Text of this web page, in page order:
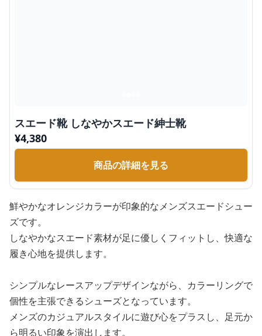
スエード靴 しなやかスエード紳士靴
¥4,380
商品の詳細を見る
鮮やかなオレンジカラーが印象的なメンズスエードシュー
ズです。
しなやかなスエード素材が足に優しくフィットし、快適な
履き心地を提供します。
シンプルなレースアップデザインながら、カラーリングで
個性を主張できるシューズとなっています。
メンズのカジュアルスタイルに遊び心をプラスし、足元か
ら明るい印象を演出します。